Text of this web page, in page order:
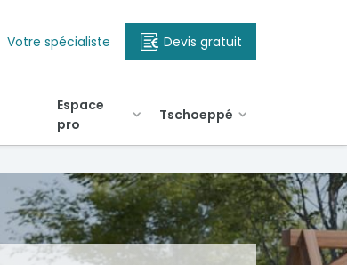
Votre spécialiste Devis gratuit
Espace
pro
Tschoeppé